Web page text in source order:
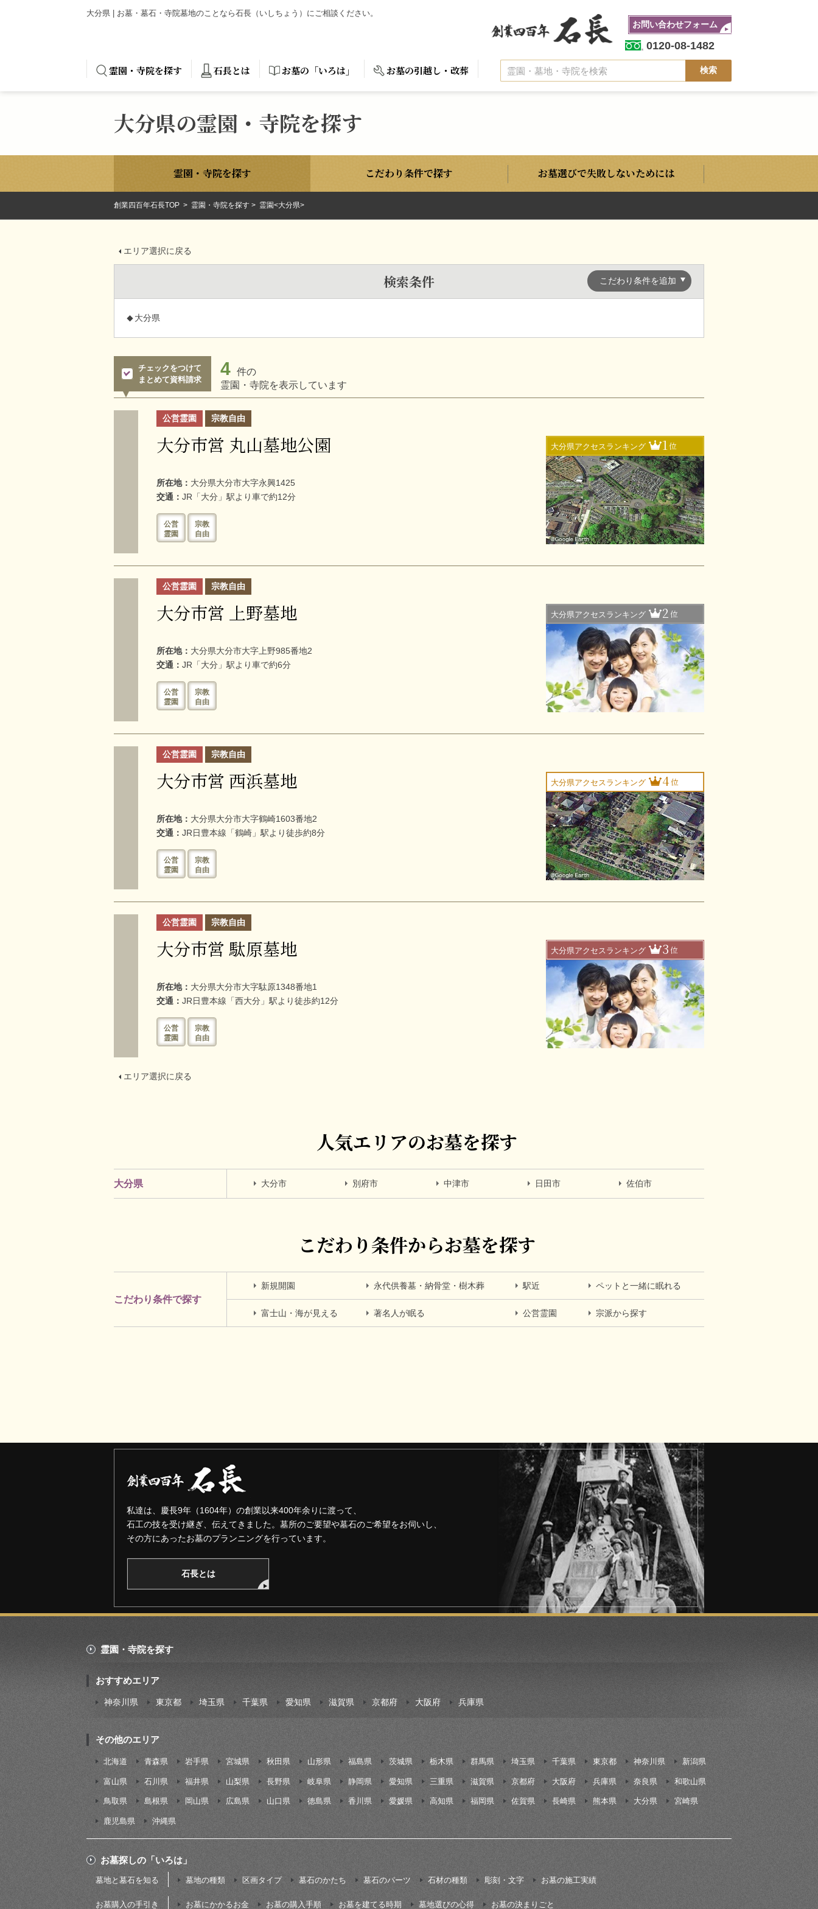
大分県 | お墓・墓石・寺院墓地のことなら石長（いしちょう）にご相談ください。
霊園・寺院を探す 石長とは お墓の「いろは」 お墓の引越し・改葬
お問い合わせフォーム
0120-08-1482
大分県の霊園・寺院を探す
霊園・寺院を探す こだわり条件で探す お墓選びで失敗しないためには
創業四百年石長TOP 霊園・寺院を探す 霊園<大分県>
エリア選択に戻る
こだわり条件を追加
検索条件
大分県
4 件の
霊園・寺院を表示しています
チェックをつけて
まとめて資料請求
公営霊園 宗教自由
大分市営 丸山墓地公園
所在地： 大分県大分市大字永興1425
交通： JR「大分」駅より車で約12分
公営
霊園
宗教
自由
大分県アクセスランキング 1位
公営霊園 宗教自由
大分市営 上野墓地
所在地： 大分県大分市大字上野985番地2
交通： JR「大分」駅より車で約6分
公営
霊園
宗教
自由
大分県アクセスランキング 2位
公営霊園 宗教自由
大分市営 西浜墓地
所在地： 大分県大分市大字鶴崎1603番地2
交通： JR日豊本線「鶴崎」駅より徒歩約8分
公営
霊園
宗教
自由
大分県アクセスランキング 4位
公営霊園 宗教自由
大分市営 駄原墓地
所在地： 大分県大分市大字駄原1348番地1
交通： JR日豊本線「西大分」駅より徒歩約12分
公営
霊園
宗教
自由
大分県アクセスランキング 3位
エリア選択に戻る
人気エリアのお墓を探す
大分県 大分市 別府市 中津市 日田市 佐伯市
こだわり条件からお墓を探す
こだわり条件で探す
新規開園 永代供養墓・納骨堂・樹木葬 駅近 ペットと一緒に眠れる
富士山・海が見える 著名人が眠る 公営霊園 宗派から探す
私達は、慶長9年（1604年）の創業以来400年余りに渡って、
石工の技を受け継ぎ、伝えてきました。墓所のご要望や墓石のご希望をお伺いし、
その方にあったお墓のプランニングを行っています。
石長とは
霊園・寺院を探す
おすすめエリア
神奈川県 東京都 埼玉県 千葉県 愛知県 滋賀県 京都府 大阪府 兵庫県
その他のエリア
北海道 青森県 岩手県 宮城県 秋田県 山形県 福島県 茨城県 栃木県 群馬県 埼玉県 千葉県 東京都 神奈川県 新潟県
富山県 石川県 福井県 山梨県 長野県 岐阜県 静岡県 愛知県 三重県 滋賀県 京都府 大阪府 兵庫県 奈良県 和歌山県
鳥取県 島根県 岡山県 広島県 山口県 徳島県 香川県 愛媛県 高知県 福岡県 佐賀県 長崎県 熊本県 大分県 宮崎県
鹿児島県 沖縄県
お墓探しの「いろは」
墓地と墓石を知る 墓地の種類 区画タイプ 墓石のかたち 墓石のパーツ 石材の種類 彫刻・文字 お墓の施工実績
お墓購入の手引き お墓にかかるお金 お墓の購入手順 お墓を建てる時期 墓地選びの心得 お墓の決まりごと